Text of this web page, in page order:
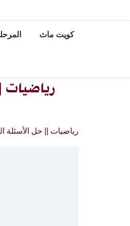
كويت ماث
رياضيات || حل الأسئلة